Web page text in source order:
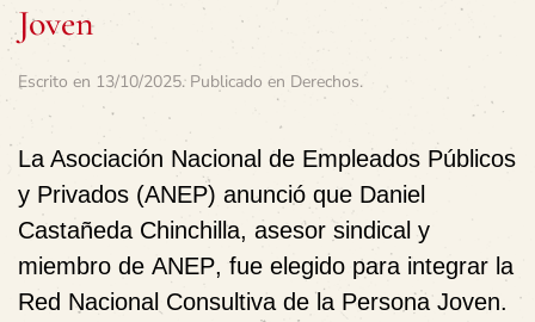
Joven
Escrito en 13/10/2025. Publicado en Derechos.
La Asociación Nacional de Empleados Públicos
y Privados (ANEP) anunció que Daniel
Castañeda Chinchilla, asesor sindical y
miembro de ANEP, fue elegido para integrar la
Red Nacional Consultiva de la Persona Joven.